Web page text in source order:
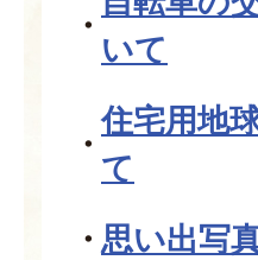
いて
住宅用地
て
思い出写